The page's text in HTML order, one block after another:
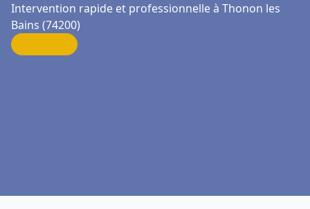
Intervention rapide et professionnelle à Thonon les
Bains (74200)